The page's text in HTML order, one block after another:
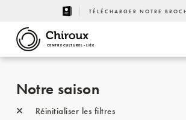
TÉLÉCHARGER NOTRE
CENTRE CULTUREL - LIÈGE
Notre saison
Réinitialiser les filtres